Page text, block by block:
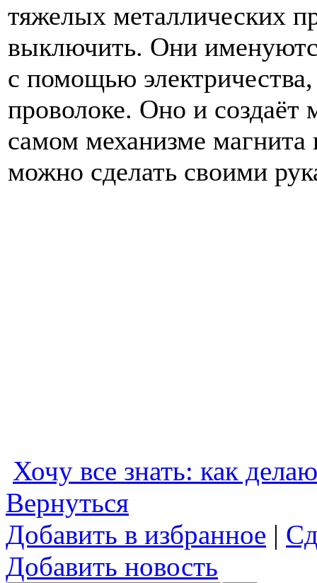
тяжелых металлических
выключить. Они
с помощью электричества
проволоке. Оно и создаёт
самом механизме магнита
можно сделать своими
Хочу все знать: как
Вернуться
Добавить в избранное |
Добавить новость